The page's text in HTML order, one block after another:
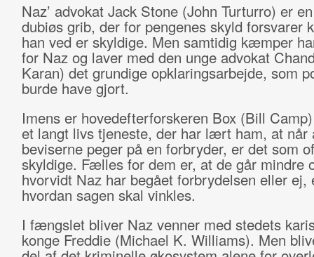
Naz’ advokat Jack Stone (John Turturro) er
dubiøs grib, der for pengenes skyld forsvarer
han ved er skyldige. Men samtidig kæmper
for Naz og laver med den unge advokat
Karan) det grundige opklaringsarbejde, som
burde have gjort.
Imens er hovedefterforskeren Box (Bill
et langt livs tjeneste, der har lært ham, at når
beviserne peger på en forbryder, er det som
skyldige. Fælles for dem er, at de går mindre
hvorvidt Naz har begået forbrydelsen eller ej,
hvordan sagen skal vinkles.
I fængslet bliver Naz venner med stedets
konge Freddie (Michael K. Williams). Men